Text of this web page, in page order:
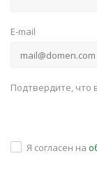
E-mail
Подтвердите, что
Я согласен на